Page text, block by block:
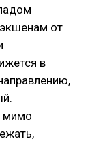
от
в
мимо